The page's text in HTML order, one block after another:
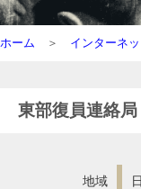
ホーム ＞ インターネ
東部復員連絡局
地域